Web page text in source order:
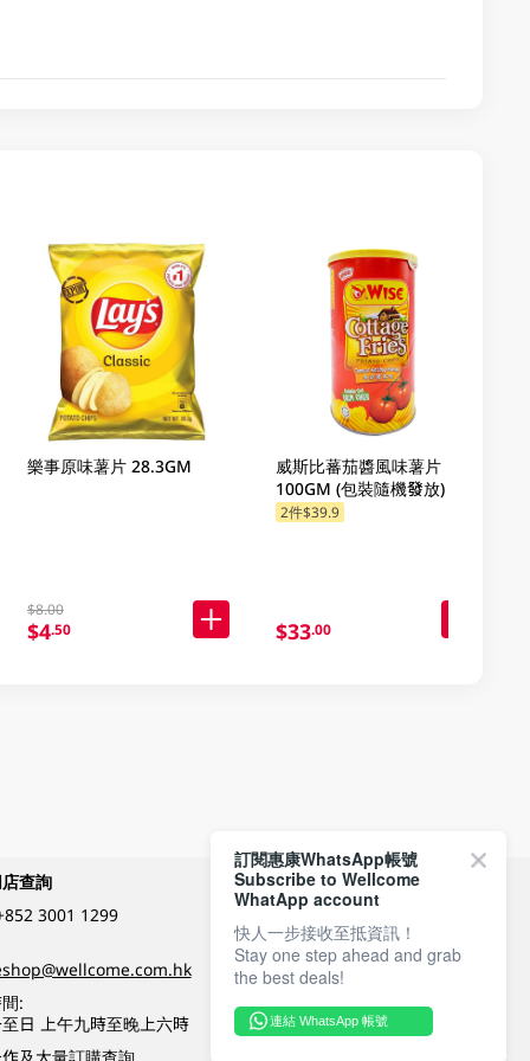
樂事原味薯片 28.3GM
$8.00
$4.50
威斯比蕃茄醬風味薯片
100GM (包裝隨機發放)
2件$39.9
$33.00
查詢
3001 1299
:
日 上午九時至晚上六時
付款方式
關注我們
訂閱惠康WhatsApp帳號
Subscribe to Wellcome
WhatApp account
快人一步接收至抵資訊！
Stay one step ahead and grab
the best deals!
連結 WhatsApp 帳號